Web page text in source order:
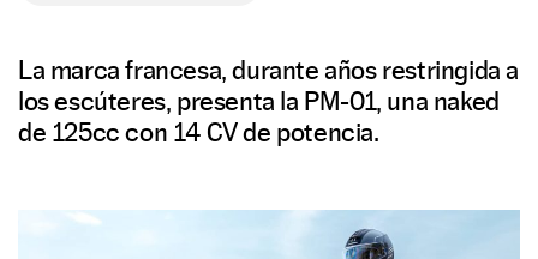
SÍGUENOS
La marca francesa, durante años restringida a
los escúteres, presenta la PM-01, una naked
de 125cc con 14 CV de potencia.